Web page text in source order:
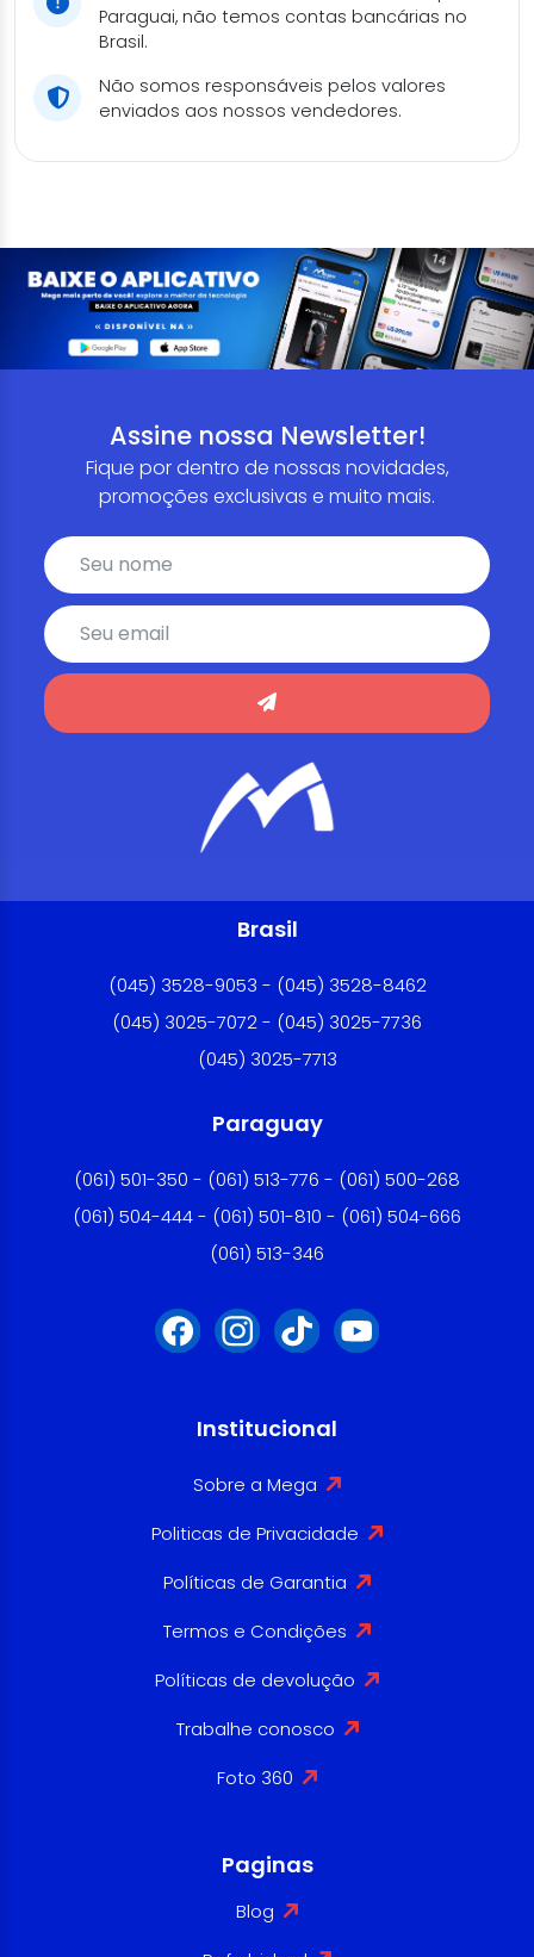
Paraguai, não temos contas bancárias no
Brasil.
Não somos responsáveis pelos valores
enviados aos nossos vendedores.
Assine nossa Newsletter!
Fique por dentro de nossas novidades,
promoções exclusivas e muito mais.
Brasil
(045) 3528-9053 - (045) 3528-8462
(045) 3025-7072 - (045) 3025-7736
(045) 3025-7713
Paraguay
(061) 501-350 - (061) 513-776 - (061) 500-268
(061) 504-444 - (061) 501-810 - (061) 504-666
(061) 513-346
Institucional
Sobre a Mega
Politicas de Privacidade
Políticas de Garantia
Termos e Condições
Políticas de devolução
Trabalhe conosco
Foto 360
Paginas
Blog